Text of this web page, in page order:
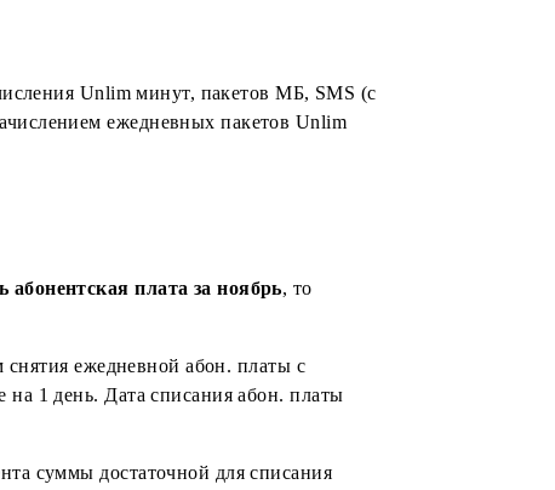
и начисления Unlim минут, пакетов МБ, SMS (с
списалась абонентская плата за ноябрь